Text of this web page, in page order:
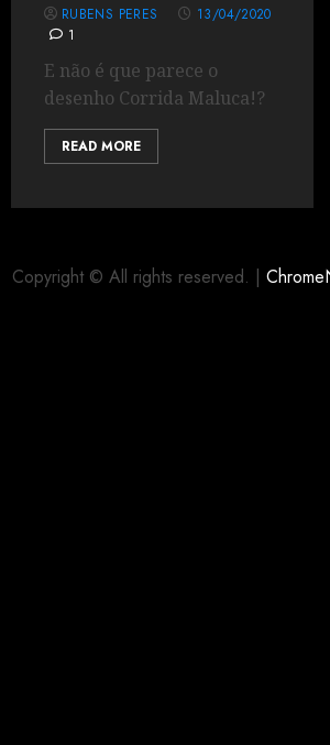
RUBENS PERES
13/04/2020
1
E não é que parece o
desenho Corrida Maluca!?
READ MORE
Copyright © All rights reserved. |